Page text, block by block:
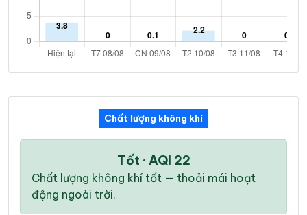
Chất lượng không khí
Tốt · AQI 22
Chất lượng không khí tốt — thoải mái hoạt
động ngoài trời.